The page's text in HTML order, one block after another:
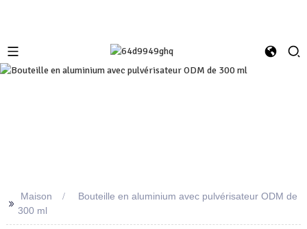
>> Maison
Bouteille en aluminium avec pulvérisateur ODM de
300 ml